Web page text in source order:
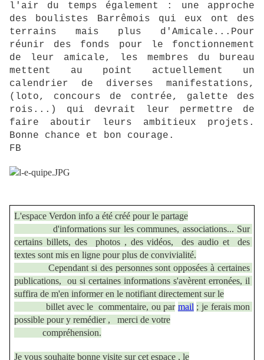
l'air du temps également : une approche
des boulistes Barrêmois qui eux ont des
terrains mais plus d'Amicale...Pour
réunir des fonds pour le fonctionnement
de leur amicale, les membres du bureau
mettent au point actuellement un
calendrier de diverses manifestations,
(loto, concours de contrée, galette des
rois...) qui devrait leur permettre de
faire aboutir leurs ambitieux projets.
Bonne chance et bon courage.
FB
L'espace Verdon info a été créé pour le partage
certains billets, des  photos , des vidéos,  des audio et  des
textes sont mis en ligne pour plus de convivialité.
            Cependant si des personnes sont opposées à certaines
publications,  ou si certaines informations s'avèrent erronées, il
suffira de m'en informer en le notifiant directement sur le
            billet avec le  commentaire, ou par
mail ; je ferais mon
possible pour y remédier ,   merci de votre
            compréhension.
Je vous souhaite bonne visite sur cet espace , le